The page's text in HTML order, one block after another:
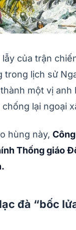
của trận
trong lịch sử
một vị anh
lại ngoại
hùng này,
Thống giáo
đà “bốc